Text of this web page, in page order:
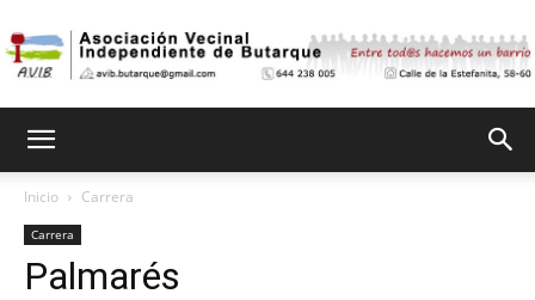
Inicio Carrera
Carrera
Palmarés